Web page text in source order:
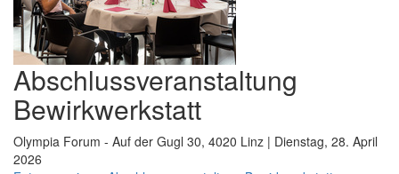
Abschlussveranstaltung
Bewirkwerkstatt
Olympia Forum - Auf der Gugl 30, 4020 Linz | Dienstag, 28. April
2026